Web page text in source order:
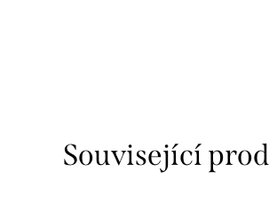
Související